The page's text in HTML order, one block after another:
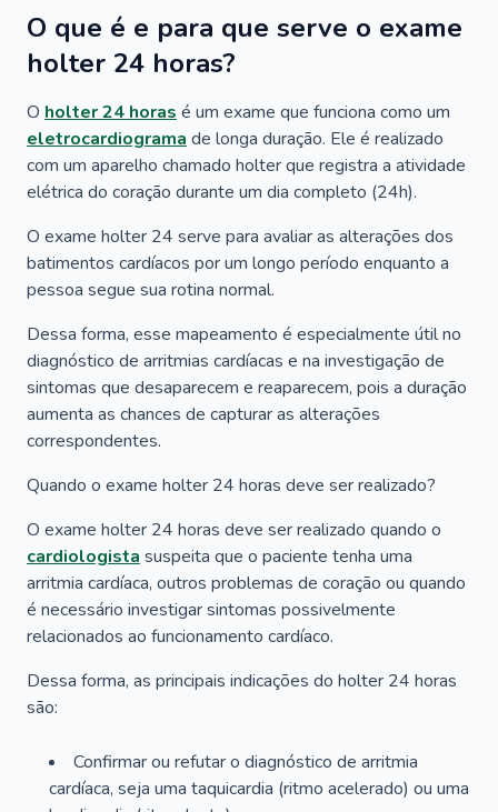
O que é e para que serve o exame
holter 24 horas?
O holter 24 horas é um exame que funciona como um
eletrocardiograma de longa duração. Ele é realizado
com um aparelho chamado holter que registra a atividade
elétrica do coração durante um dia completo (24h).
O exame holter 24 serve para avaliar as alterações dos
batimentos cardíacos por um longo período enquanto a
pessoa segue sua rotina normal.
Dessa forma, esse mapeamento é especialmente útil no
diagnóstico de arritmias cardíacas e na investigação de
sintomas que desaparecem e reaparecem, pois a duração
aumenta as chances de capturar as alterações
correspondentes.
Quando o exame holter 24 horas deve ser realizado?
O exame holter 24 horas deve ser realizado quando o
cardiologista suspeita que o paciente tenha uma
arritmia cardíaca, outros problemas de coração ou quando
é necessário investigar sintomas possivelmente
relacionados ao funcionamento cardíaco.
Dessa forma, as principais indicações do holter 24 horas
são:
Confirmar ou refutar o diagnóstico de arritmia
cardíaca, seja uma taquicardia (ritmo acelerado) ou uma